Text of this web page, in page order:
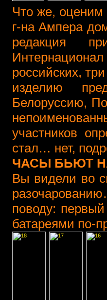
Что же, оценим
г-на Ампера
редакция
российских,
изделию
Белоруссию,
участников
стал… нет,
ЧАСЫ БЬЮТ
Вы видели во
поводу:
батареями по-